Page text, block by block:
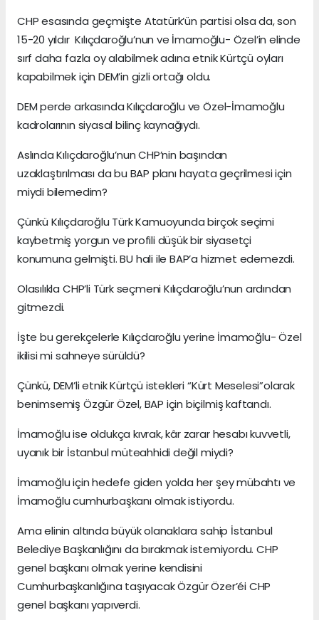
CHP esasında geçmişte Atatürk’ün partisi olsa da, son
15-20 yıldır Kılıçdaroğlu’nun ve İmamoğlu- Özel’in elinde
sırf daha fazla oy alabilmek adına etnik Kürtçü oyları
kapabilmek için DEM’in gizli ortağı oldu.
DEM perde arkasında Kılıçdaroğlu ve Özel-İmamoğlu
kadrolarının siyasal bilinç kaynağıydı.
Aslında Kılıçdaroğlu’nun CHP’nin başından
uzaklaştırılması da bu BAP planı hayata geçrilmesi için
miydi bilemedim?
Çünkü Kılıçdaroğlu Türk Kamuoyunda birçok seçimi
kaybetmiş yorgun ve profili düşük bir siyasetçi
konumuna gelmişti. BU hali ile BAP’a hizmet edemezdi.
Olasılıkla CHP’li Türk seçmeni Kılıçdaroğlu’nun ardından
gitmezdi.
İşte bu gerekçelerle Kılıçdaroğlu yerine İmamoğlu- Özel
ikilisi mi sahneye sürüldü?
Çünkü, DEM’li etnik Kürtçü istekleri “Kürt Meselesi”olarak
benimsemiş Özgür Özel, BAP için biçilmiş kaftandı.
İmamoğlu ise oldukça kıvrak, kâr zarar hesabı kuvvetli,
uyanık bir İstanbul müteahhidi değil miydi?
İmamoğlu için hedefe giden yolda her şey mübahtı ve
İmamoğlu cumhurbaşkanı olmak istiyordu.
Ama elinin altında büyük olanaklara sahip İstanbul
Belediye Başkanlığını da bırakmak istemiyordu. CHP
genel başkanı olmak yerine kendisini
Cumhurbaşkanlığına taşıyacak Özgür Özer’éi CHP
genel başkanı yapıverdi.